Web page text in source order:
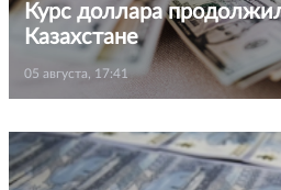
Курс доллара
Казахстане
05 августа, 17:41